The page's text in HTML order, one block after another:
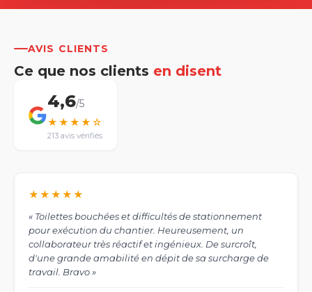
02 43 98 64 83
NOUS INTERVENONS DANS 6
DÉPARTEMENTS
53Mayenne 72Sarthe
49Maine-et-Loire 61Orne
AVIS CLIENTS
Ce que nos clients en disent
4,6/5
★★★★☆
213 avis vérifiés
★★★★★
« Toilettes bouchées et difficultés de stationnement
pour exécution du chantier. Heureusement, un
collaborateur très réactif et ingénieux. De surcroît,
d'une grande amabilité en dépit de sa surcharge de
travail. Bravo »